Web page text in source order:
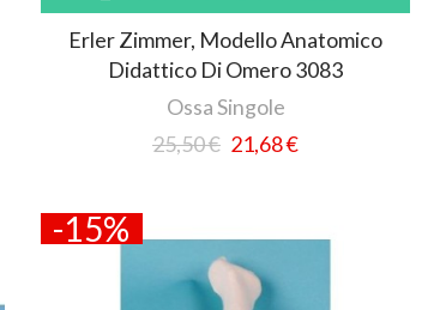
Erler Zimmer, Modello Anatomico
Didattico Di Omero 3083
Ossa Singole
25,50 € 21,68 €
-15%